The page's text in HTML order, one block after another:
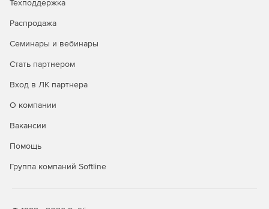
Техподдержка
Распродажа
Семинары и вебинары
Стать партнером
Вход в ЛК партнера
О компании
Вакансии
Помощь
Группа компаний Softline